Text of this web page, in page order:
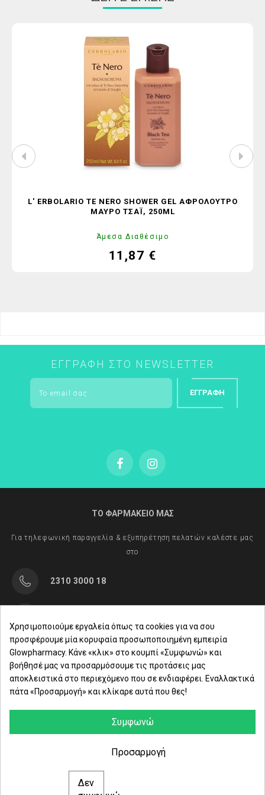
L' ERBOLARIO TE NERO SHOWER GEL ΑΦΡΌΛΟΥΤΡΟ
ΜΑΎΡΟ ΤΣΆΙ, 250ML
Άμεσα Διαθέσιμο
Τιμή
11,87 €
ΕΓΓΡΑΦΉ ΣΤΟ NEWSLETTER
ΕΓΓΡΑΦΉ
ΤΟ ΦΑΡΜΑΚΕΙΟ ΜΑΣ
Για τηλεφωνική παραγγελία & εξυπηρέτηση πελατών καλέστε μας
στο
2310 3000 18
Δευ. - Παρ.: 8:00 - 21:00
Σάββατο: 09:00-15:00
ΕΤΑΙΡΕΙΑ
© 2021 glowpharmacy.gr
Χρησιμοποιούμε εργαλεία όπως τα cookies για να σου
προσφέρουμε μία κορυφαία προσωποποιημένη εμπειρία
Glowpharmacy. Κάνε «κλικ» στο κουμπί «Συμφωνώ» και
βοήθησέ μας να προσαρμόσουμε τις προτάσεις μας
αποκλειστικά στο περιεχόμενο που σε ενδιαφέρει. Εναλλακτικά
πάτα «Προσαρμογή» και κλίκαρε αυτά που θες!
Συμφωνώ
Δεν
Προσαρμογή